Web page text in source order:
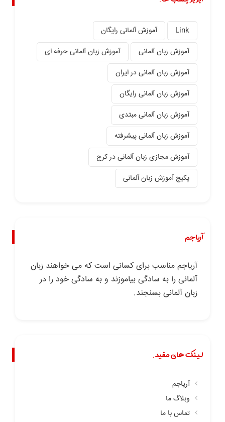
Link
آموزش آلمانی رایگان
آموزش زبان آلمانی
آموزش زبان آلمانی حرفه ای
آموزش زبان آلمانی در ایران
آموزش زبان آلمانی رایگان
آموزش زبان آلمانی مبتدی
آموزش زبان آلمانی پیشرفته
آموزش مجازی زبان آلمانی در کرج
پکیج آموزش زبان آلمانی
آریاجم
آریاجم مناسب برای کسانی است که می خواهند زبان
آلمانی را به سادگی بیاموزند و به سادگی خود را در
زبان آلمانی بسنجند.
لینک های مفید.
آریاجم
وبلاگ ما
تماس با ما